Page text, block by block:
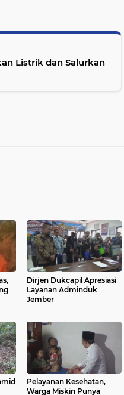
Listrik dan Salurkan
Dirjen Dukcapil Apresiasi
Layanan Adminduk
Jember
Pelayanan Kesehatan,
Warga Miskin Punya